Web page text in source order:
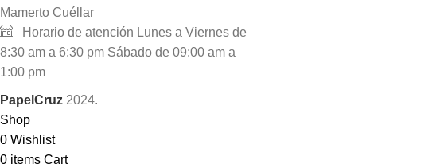
Mamerto Cuéllar
Horario de atención Lunes a Viernes de
8:30 am a 6:30 pm Sábado de 09:00 am a
1:00 pm
PapelCruz 2024.
Shop
0 Wishlist
0 items Cart